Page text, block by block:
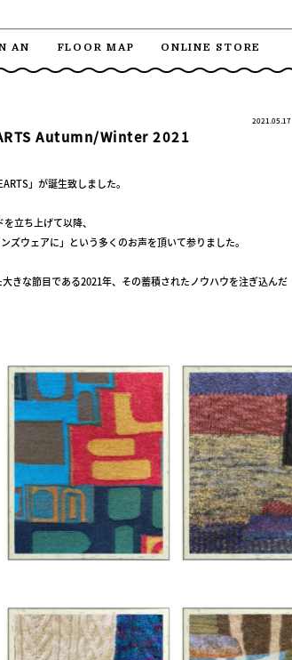
AN FLOOR MAP ONLINE STORE
2021.05.17
Autumn/Winter 2021
」が誕生致しました。
立ち上げて以降、
ズウェアに」という多くのお声を頂いて参りました。
きな節目である2021年、その蓄積されたノウハウを注ぎ込んだ